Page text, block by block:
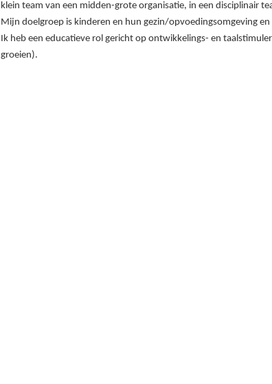
klein team van een midden-grote organisatie, in een disciplinair
Mijn doelgroep is kinderen en hun gezin/opvoedingsomgeving
Ik heb een educatieve rol gericht op ontwikkelings- en
groeien).